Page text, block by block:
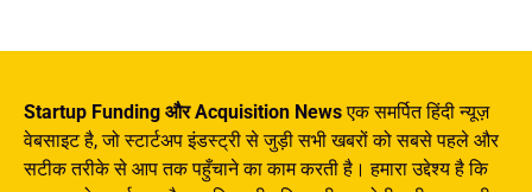
Startup Funding और Acquisition Newsएक समर्पित हिंदी न्यूज़
वेबसाइट है, जो स्टार्टअप इंडस्ट्री से जुड़ी सभी खबरों को सबसे पहले और
सटीक तरीके से आप तक पहुँचाने का काम करती है। हमारा उद्देश्य है कि